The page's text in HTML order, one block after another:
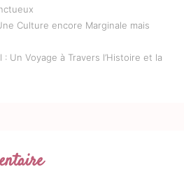
Culture encore Marginale mais
Un Voyage à Travers l’Histoire et la